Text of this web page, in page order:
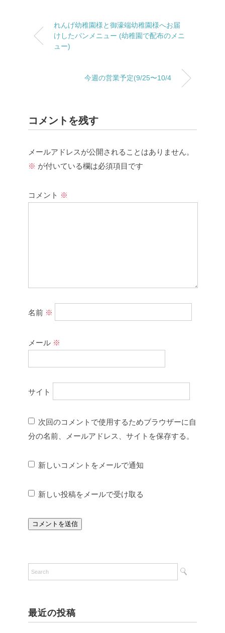
れんげ幼稚園様と御濠端幼稚園様へお届
けしたパンメニュー (幼稚園で配布のメニ
ュー)
今週の営業予定(9/25〜10/4
コメントを残す
メールアドレスが公開されることはありません。
※ が付いている欄は必須項目です
コメント ※
名前 ※
メール ※
サイト
次回のコメントで使用するためブラウザーに自
分の名前、メールアドレス、サイトを保存する。
新しいコメントをメールで通知
新しい投稿をメールで受け取る
最近の投稿